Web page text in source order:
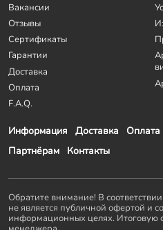
Информация Доставка Оплата
Партнёрам
Контакты
Вакансии
Отзывы
Сертификаты
Гарантии
Доставка
Оплата
F.A.Q.
Обратите внимание! В
не является публичной офертой и
информационных целях. Итоговую